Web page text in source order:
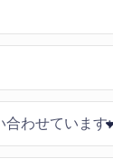
シリコンホー
ス
合わせています: